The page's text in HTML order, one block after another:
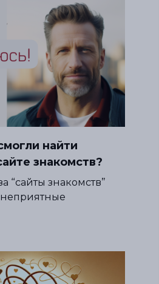
найти
знакомств?
“сайты знакомств”
неприятные